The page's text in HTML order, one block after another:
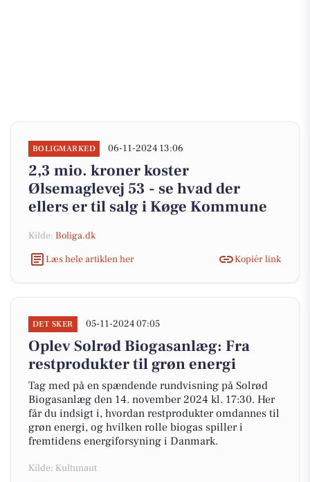
BOLIGMARKED 06-11-2024 13:06
2,3 mio. kroner koster
Ølsemaglevej 53 - se hvad der
ellers er til salg i Køge Kommune
Kilde: Boliga.dk
Læs hele artiklen her
Kopiér link
DET SKER 05-11-2024 07:05
Oplev Solrød Biogasanlæg: Fra
restprodukter til grøn energi
Tag med på en spændende rundvisning på Solrød
Biogasanlæg den 14. november 2024 kl. 17:30. Her
får du indsigt i, hvordan restprodukter omdannes til
grøn energi, og hvilken rolle biogas spiller i
fremtidens energiforsyning i Danmark.
Kilde: Kultunaut